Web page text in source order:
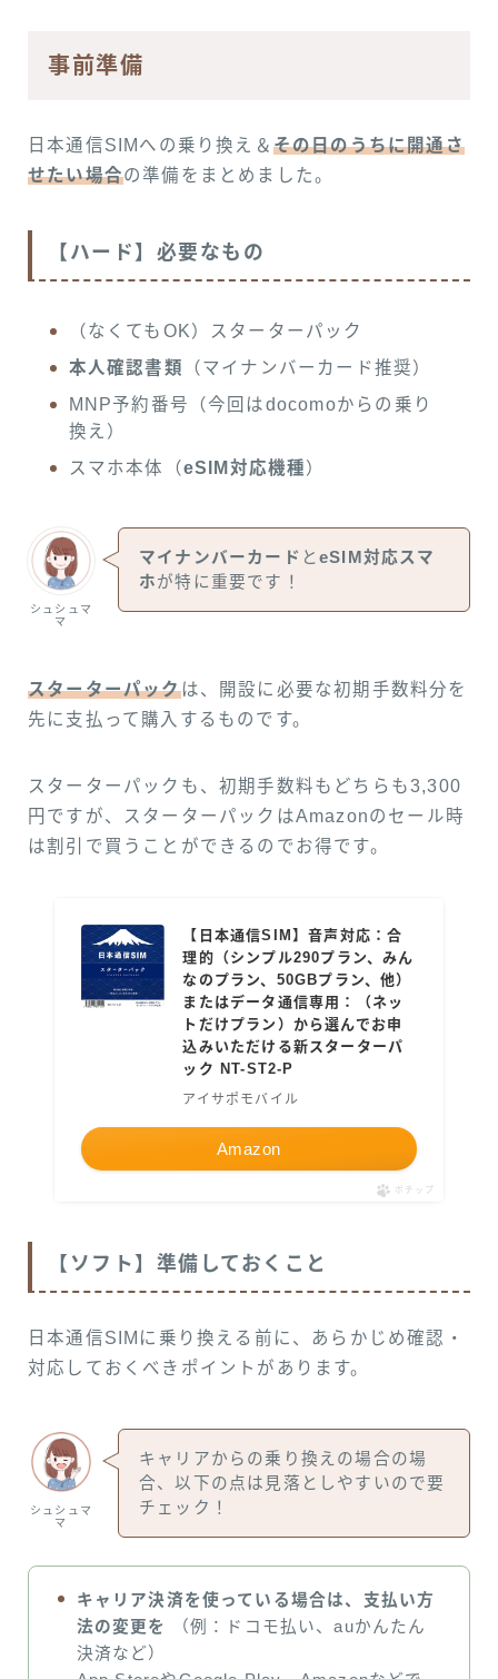
事前準備
日本通信SIMへの乗り換え＆ その日のうちに開通さ
せたい場合の準備をまとめました。
【ハード】必要なもの
（なくてもOK）スターターパック
本人確認書類
（マイナンバーカード推奨）
MNP予約番号（今回はdocomoからの乗り
換え）
スマホ本体（eSIM対応機種）
シュシュマ
マ
マイナンバーカード とeSIM対応スマ
ホが特に重要です！
スターターパックは、開設に必要な初期手数料分を
先に支払って購入するものです。
スターターパックも、初期手数料もどちらも3,300
円ですが、スターターパックはAmazonのセール時
は割引で買うことができるのでお得です。
【日本通信SIM】音声対応：合
理的（シンプル290プラン、みん
なのプラン、50GBプラン、他）
またはデータ通信専用：（ネッ
トだけプラン）から選んでお申
込みいただける新スターターパ
ック NT-ST2-P
アイサポモバイル
Amazon
ポチップ
【ソフト】準備しておくこと
日本通信SIMに乗り換える前に、あらかじめ確認・
対応しておくべきポイントがあります。
シュシュマ
マ
キャリアからの乗り換えの場合の場
合、以下の点は見落としやすいので要
チェック！
キャリア決済を使っている場合は、支払い方
法の変更を
（例：ドコモ払い、auかんたん
決済など）